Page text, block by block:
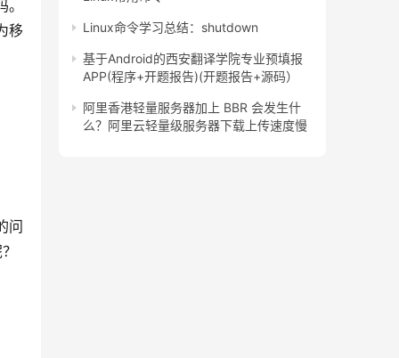
移
问
Linux命令学习总结：shutdown
基于Android的西安翻译学院专业预填报
APP(程序+开题报告)(开题报告+源码）
阿里香港轻量服务器加上 BBR 会发生什
么？阿里云轻量级服务器下载上传速度慢